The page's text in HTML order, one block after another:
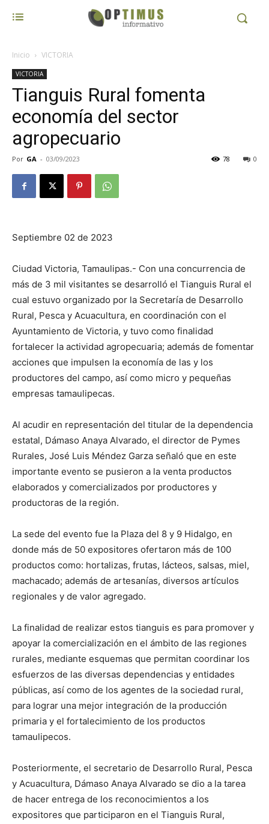
Inicio VICTORIA
VICTORIA
Tianguis Rural fomenta
economía del sector
agropecuario
Por GA - 03/09/2023 0
78
Septiembre 02 de 2023
Ciudad Victoria, Tamaulipas.- Con una concurrencia de
más de 3 mil visitantes se desarrolló el Tianguis Rural el
cual estuvo organizado por la Secretaría de Desarrollo
Rural, Pesca y Acuacultura, en coordinación con el
Ayuntamiento de Victoria, y tuvo como finalidad
fortalecer la actividad agropecuaria; además de fomentar
acciones que impulsen la economía de las y los
productores del campo, así como micro y pequeñas
empresas tamaulipecas.
Al acudir en representación del titular de la dependencia
estatal, Dámaso Anaya Alvarado, el director de Pymes
Rurales, José Luis Méndez Garza señaló que en este
importante evento se pusieron a la venta productos
elaborados y comercializados por productores y
productoras de la región.
La sede del evento fue la Plaza del 8 y 9 Hidalgo, en
donde más de 50 expositores ofertaron más de 100
productos como: hortalizas, frutas, lácteos, salsas, miel,
machacado; además de artesanías, diversos artículos
regionales y de valor agregado.
La finalidad de realizar estos tianguis es para promover y
apoyar la comercialización en el ámbito de las regiones
rurales, mediante esquemas que permitan coordinar los
esfuerzos de las diversas dependencias y entidades
públicas, así como de los agentes de la sociedad rural,
para lograr una mejor integración de la producción
primaria y el fortalecimiento de los productos
tamaulipecos.
Posteriormente, el secretario de Desarrollo Rural, Pesca
y Acuacultura, Dámaso Anaya Alvarado se dio a la tarea
de hacer entrega de los reconocimientos a los
expositores que participaron en el Tianguis Rural,